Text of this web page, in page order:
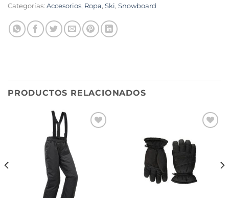
Categorías: Accesorios, Ropa, Ski, Snowboard
PRODUCTOS RELACIONADOS
Añadir
lista de
deseos